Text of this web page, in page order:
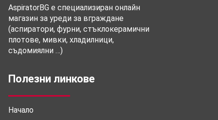
AspiratorBG е специализиран онлайн
магазин за уреди за вграждане
(аспиратори, фурни, стъклокерамични
плотове, мивки, хладилници,
съдомиялни …)
Полезни линкове
Начало